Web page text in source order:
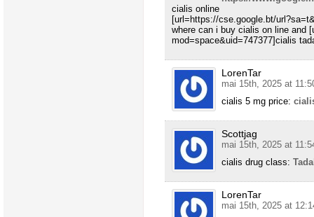
cialis online
[url=https://cse.google.bt/
where can i buy cialis on line and
mod=space&uid=747377]cialis
LorenTar
mai 15th, 2025 at
cialis 5 mg price:
Scottjag
mai 15th, 2025 at
cialis drug class:
LorenTar
mai 15th, 2025 at